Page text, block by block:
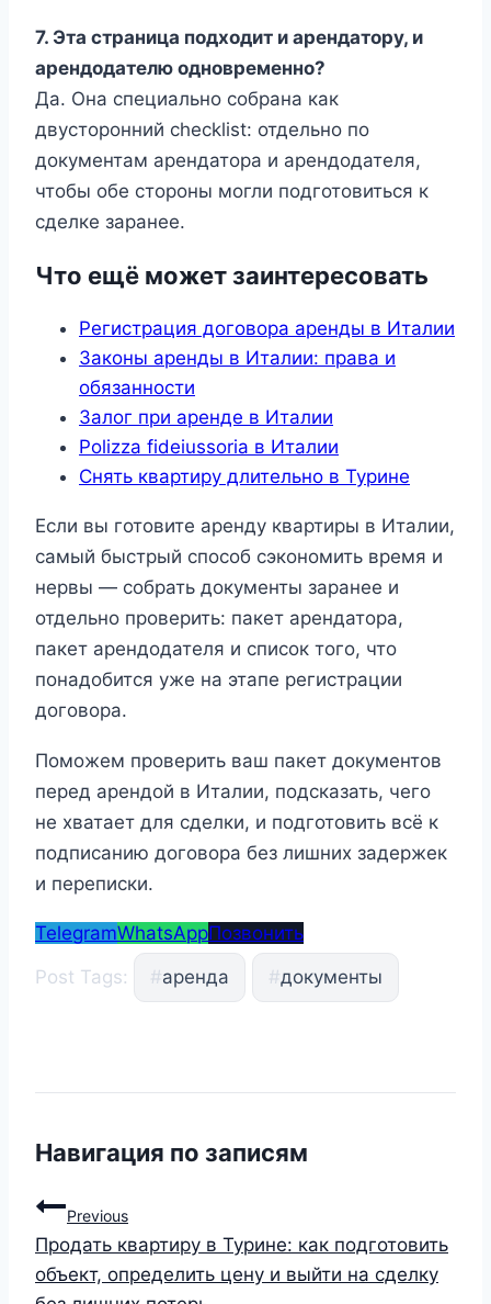
7. Эта страница подходит и арендатору, и
арендодателю одновременно?
Да. Она специально собрана как
двусторонний checklist: отдельно по
документам арендатора и арендодателя,
чтобы обе стороны могли подготовиться к
сделке заранее.
Что ещё может заинтересовать
Регистрация договора аренды в Италии
Законы аренды в Италии: права и
обязанности
Залог при аренде в Италии
Polizza fideiussoria в Италии
Снять квартиру длительно в Турине
Если вы готовите аренду квартиры в Италии,
самый быстрый способ сэкономить время и
нервы — собрать документы заранее и
отдельно проверить: пакет арендатора,
пакет арендодателя и список того, что
понадобится уже на этапе регистрации
договора.
Поможем проверить ваш пакет документов
перед арендой в Италии, подсказать, чего
не хватает для сделки, и подготовить всё к
подписанию договора без лишних задержек
и переписки.
TelegramWhatsAppПозвонить
Post Tags:
#аренда #документы
Навигация по записям
Previous
Продать квартиру в Турине: как подготовить
объект, определить цену и выйти на сделку